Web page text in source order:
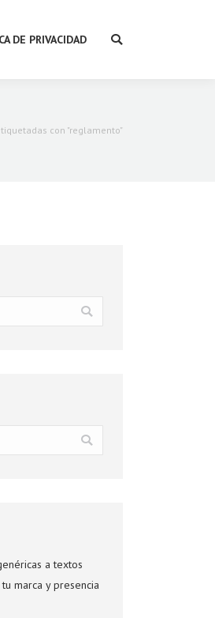
DE PRIVACIDAD Buscar:
con "reglamento"
a textos
marca y presencia